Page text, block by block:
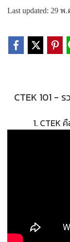
Last updated: 29 พ
CTEK 101 -
1. CTEK